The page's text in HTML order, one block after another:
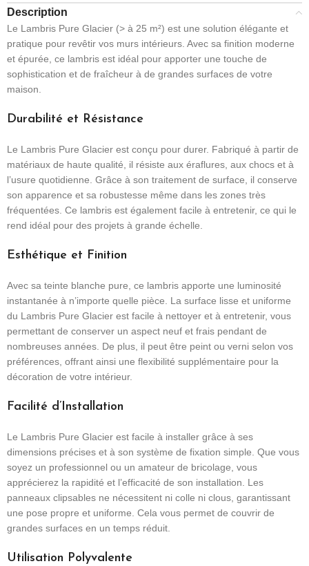
Description
Le Lambris Pure Glacier (> à 25 m²) est une solution élégante et
pratique pour revêtir vos murs intérieurs. Avec sa finition moderne
et épurée, ce lambris est idéal pour apporter une touche de
sophistication et de fraîcheur à de grandes surfaces de votre
maison.
Durabilité et Résistance
Le Lambris Pure Glacier est conçu pour durer. Fabriqué à partir de
matériaux de haute qualité, il résiste aux éraflures, aux chocs et à
l’usure quotidienne. Grâce à son traitement de surface, il conserve
son apparence et sa robustesse même dans les zones très
fréquentées. Ce lambris est également facile à entretenir, ce qui le
rend idéal pour des projets à grande échelle.
Esthétique et Finition
Avec sa teinte blanche pure, ce lambris apporte une luminosité
instantanée à n’importe quelle pièce. La surface lisse et uniforme
du Lambris Pure Glacier est facile à nettoyer et à entretenir, vous
permettant de conserver un aspect neuf et frais pendant de
nombreuses années. De plus, il peut être peint ou verni selon vos
préférences, offrant ainsi une flexibilité supplémentaire pour la
décoration de votre intérieur.
Facilité d’Installation
Le Lambris Pure Glacier est facile à installer grâce à ses
dimensions précises et à son système de fixation simple. Que vous
soyez un professionnel ou un amateur de bricolage, vous
apprécierez la rapidité et l’efficacité de son installation. Les
panneaux clipsables ne nécessitent ni colle ni clous, garantissant
une pose propre et uniforme. Cela vous permet de couvrir de
grandes surfaces en un temps réduit.
Utilisation Polyvalente